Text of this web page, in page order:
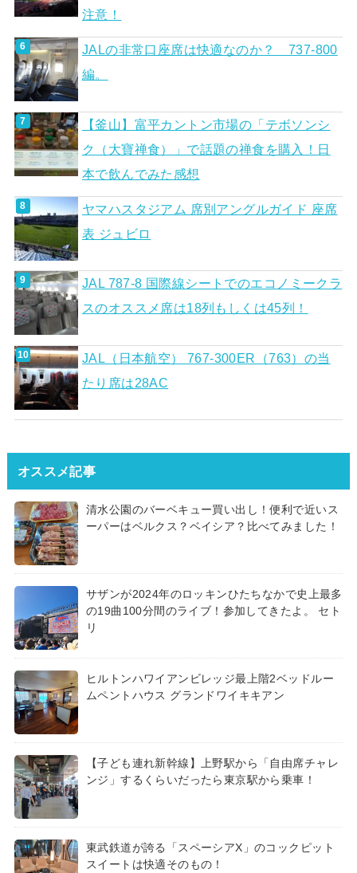
注意！
JALの非常口座席は快適なのか？ 737-800
編。
【釜山】富平カントン市場の「テボソンシ
ク（大寶禅食）」で話題の禅食を購入！日
本で飲んでみた感想
ヤマハスタジアム 席別アングルガイド 座席
表 ジュビロ
JAL 787-8 国際線シートでのエコノミークラ
スのオススメ席は18列もしくは45列！
JAL（日本航空） 767-300ER（763）の当
たり席は28AC
オススメ記事
清水公園のバーベキュー買い出し！便利で近いス
ーパーはベルクス？ベイシア？比べてみました！
サザンが2024年のロッキンひたちなかで史上最多
の19曲100分間のライブ！参加してきたよ。 セト
リ
ヒルトンハワイアンビレッジ最上階2ベッドルー
ムペントハウス グランドワイキキアン
【子ども連れ新幹線】上野駅から「自由席チャレ
ンジ」するくらいだったら東京駅から乗車！
東武鉄道が誇る「スペーシアX」のコックピット
スイートは快適そのもの！